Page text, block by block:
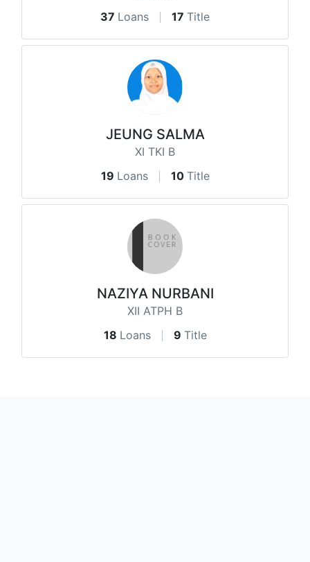
37 Loans 17 Title
JEUNG SALMA
XI TKI B
19 Loans 10 Title
NAZIYA NURBANI
XII ATPH B
18 Loans 9 Title